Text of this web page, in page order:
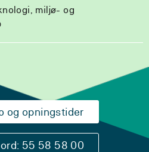
miljø- og
og opningstider
55 58 58 00